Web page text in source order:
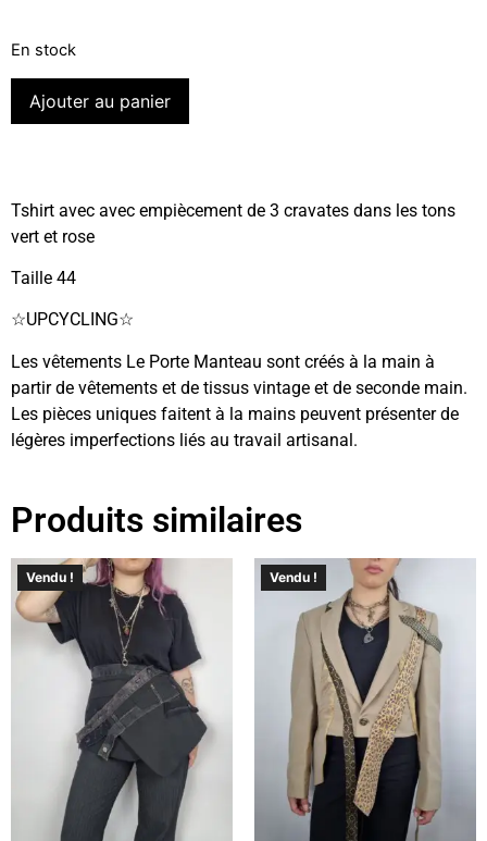
En stock
Ajouter au panier
Tshirt avec avec empiècement de 3 cravates dans les tons
vert et rose
Taille 44
☆UPCYCLING☆
Les vêtements Le Porte Manteau sont créés à la main à
partir de vêtements et de tissus vintage et de seconde main.
Les pièces uniques faitent à la mains peuvent présenter de
légères imperfections liés au travail artisanal.
Produits similaires
Vendu ! Vendu !